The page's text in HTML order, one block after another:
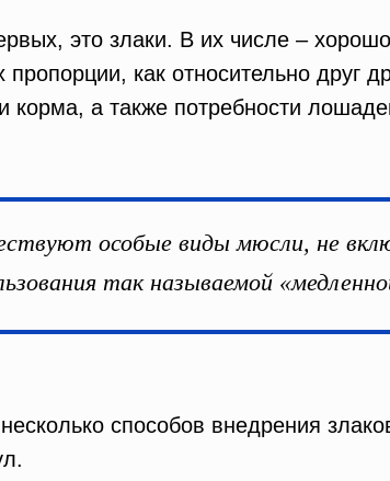
это злаки. В их числе –
пропорции, как относительно друг
корма, а также потребности
особые виды мюсли, не
так называемой
способов внедрения